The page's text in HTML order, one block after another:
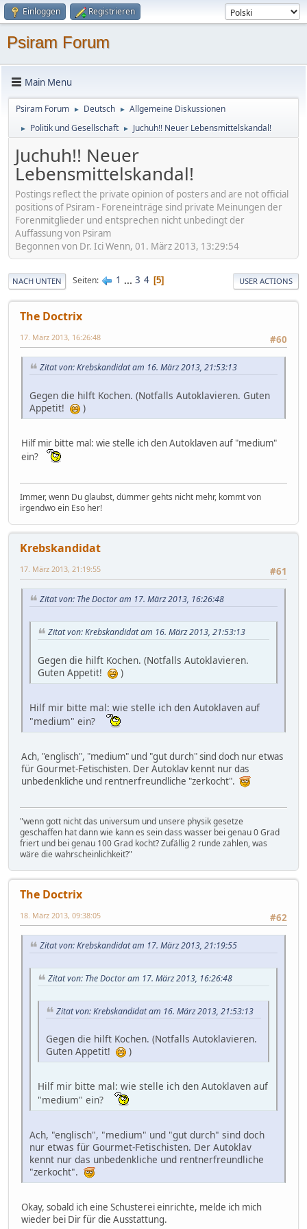
Einloggen Registrieren
Psiram Forum
Main Menu
Psiram Forum ► Deutsch ► Allgemeine Diskussionen
► Politik und Gesellschaft ► Juchuh!! Neuer Lebensmittelskandal!
Juchuh!! Neuer
Lebensmittelskandal!
Postings reflect the private opinion of posters and are not official
positions of Psiram - Foreneinträge sind private Meinungen der
Forenmitglieder und entsprechen nicht unbedingt der
Auffassung von Psiram
Begonnen von Dr. Ici Wenn, 01. März 2013, 13:29:54
NACH UNTEN Seiten 1 ... 3 4 5 USER ACTIONS
The Doctrix
#60
17. März 2013, 16:26:48
Zitat von: Krebskandidat am 16. März 2013, 21:53:13
Gegen die hilft Kochen. (Notfalls Autoklavieren. Guten
Appetit!
)
Hilf mir bitte mal: wie stelle ich den Autoklaven auf "medium"
ein?
Immer, wenn Du glaubst, dümmer gehts nicht mehr, kommt von
irgendwo ein Eso her!
Krebskandidat
#61
17. März 2013, 21:19:55
Zitat von: The Doctor am 17. März 2013, 16:26:48
Zitat von: Krebskandidat am 16. März 2013, 21:53:13
Gegen die hilft Kochen. (Notfalls Autoklavieren.
Guten Appetit!
)
Hilf mir bitte mal: wie stelle ich den Autoklaven auf
"medium" ein?
Ach, "englisch", "medium" und "gut durch" sind doch nur etwas
für Gourmet-Fetischisten. Der Autoklav kennt nur das
unbedenkliche und rentnerfreundliche "zerkocht".
"wenn gott nicht das universum und unsere physik gesetze
geschaffen hat dann wie kann es sein dass wasser bei genau 0 Grad
friert und bei genau 100 Grad kocht? Zufällig 2 runde zahlen, was
wäre die wahrscheinlichkeit?"
The Doctrix
#62
18. März 2013, 09:38:05
Zitat von: Krebskandidat am 17. März 2013, 21:19:55
Zitat von: The Doctor am 17. März 2013, 16:26:48
Zitat von: Krebskandidat am 16. März 2013, 21:53:13
Gegen die hilft Kochen. (Notfalls Autoklavieren.
Guten Appetit!
)
Hilf mir bitte mal: wie stelle ich den Autoklaven auf
"medium" ein?
Ach, "englisch", "medium" und "gut durch" sind doch
nur etwas für Gourmet-Fetischisten. Der Autoklav
kennt nur das unbedenkliche und rentnerfreundliche
"zerkocht".
Okay, sobald ich eine Schusterei einrichte, melde ich mich
wieder bei Dir für die Ausstattung.